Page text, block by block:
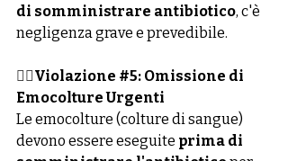
di somministrare antibiotico, c'è
negligenza grave e prevedibile.
👉🏻Violazione #5: Omissione di
Emocolture Urgenti
Le emocolture (colture di sangue)
devono essere eseguite prima di